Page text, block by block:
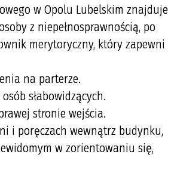
w Opolu Lubelskim znajduje
z niepełnosprawnością, po
merytoryczny, który zapewni
na parterze.
słabowidzących.
stronie wejścia.
i poręczach wewnątrz budynku,
w zorientowaniu się,